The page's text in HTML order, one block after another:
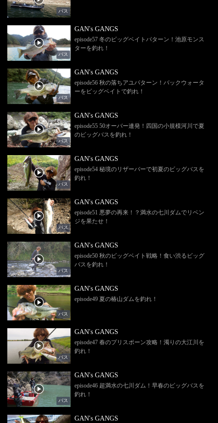
バス
バス
GAN's GANGS
episode57 冬のビッグベイトパターン！池原モンス
ターを釣れ！
バス
GAN's GANGS
episode56 秋の落ちアユパターン！バックウォータ
ーをビッグベイトで釣れ！
バス
GAN's GANGS
episode55 50オーバー連発！四国の小規模河川で夏
のビッグバスを釣れ！
バス
GAN's GANGS
episode54 秘境のリザーバーで初夏のビッグバスを
釣れ！
バス
GAN's GANGS
episode51 悪夢の再来！？満水の七川ダムでリベン
ジを果たせ！
バス
GAN's GANGS
episode50 秋のビッグベイト戦略！食い渋るビッグ
バスを釣れ！
バス
GAN's GANGS
episode49 夏の椿山ダムを釣れ！
バス
GAN's GANGS
episode47 春のプリスポーン攻略！濁りの大江川を
釣れ！
バス
GAN's GANGS
episode46 超満水の七川ダム！早春のビッグバスを
釣れ！
GAN's GANGS